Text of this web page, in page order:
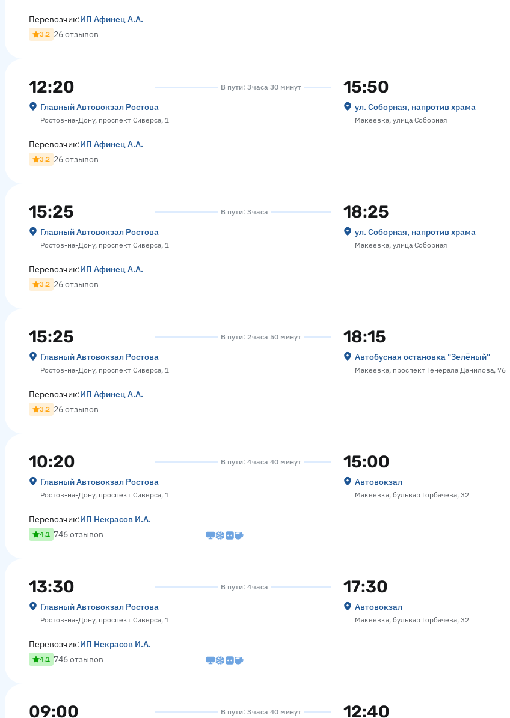
Перевозчик:ИП Афинец А.А.
3.2 26 отзывов
12:20
Главный Автовокзал Ростова
Ростов-на-Дону, проспект Сиверса, 1
В пути: 3 часа 30 минут 15:50
ул. Соборная, напротив храма
Макеевка, улица Соборная
Перевозчик:ИП Афинец А.А.
3.2 26 отзывов
15:25
Главный Автовокзал Ростова
Ростов-на-Дону, проспект Сиверса, 1
В пути: 3 часа 18:25
ул. Соборная, напротив храма
Макеевка, улица Соборная
Перевозчик:ИП Афинец А.А.
3.2 26 отзывов
15:25
Главный Автовокзал Ростова
Ростов-на-Дону, проспект Сиверса, 1
В пути: 2 часа 50 минут 18:15
Автобусная остановка "Зелёный"
Макеевка, проспект Генерала Данилова, 76
Перевозчик:ИП Афинец А.А.
3.2 26 отзывов
10:20
Главный Автовокзал Ростова
Ростов-на-Дону, проспект Сиверса, 1
В пути: 4 часа 40 минут 15:00
Автовокзал
Макеевка, бульвар Горбачева, 32
Перевозчик:ИП Некрасов И.А.
4.1 746 отзывов
13:30
Главный Автовокзал Ростова
Ростов-на-Дону, проспект Сиверса, 1
В пути: 4 часа 17:30
Автовокзал
Макеевка, бульвар Горбачева, 32
Перевозчик:ИП Некрасов И.А.
4.1 746 отзывов
09:00 В пути: 3 часа 40 минут 12:40